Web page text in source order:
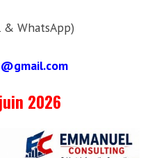
WhatsApp)
2026